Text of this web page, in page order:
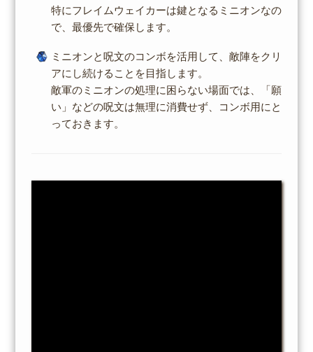
特にフレイムウェイカーは鍵となるミニオンなの
で、最優先で確保します。
ミニオンと呪文のコンボを活用して、敵陣をクリ
アにし続けることを目指します。
敵軍のミニオンの処理に困らない場面では、「願
い」などの呪文は無理に消費せず、コンボ用にと
っておきます。